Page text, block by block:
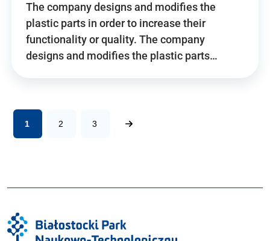
The company designs and modifies the
plastic parts in order to increase their
functionality or quality. The company
designs and modifies the plastic parts…
1 2 3